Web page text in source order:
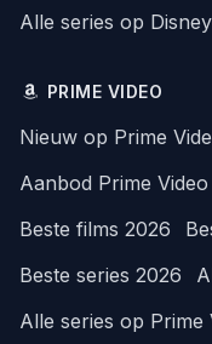
Alle series op
PRIME VIDEO
Nieuw op Prime
Aanbod Prime Video
Beste films 2026
Beste series 2026
Alle series op Prime